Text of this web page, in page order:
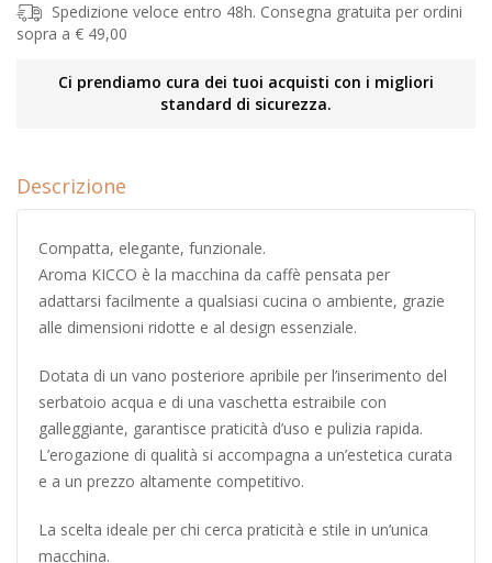
Spedizione veloce entro 48h. Consegna gratuita per ordini
sopra a € 49,00
Ci prendiamo cura dei tuoi acquisti con i migliori
standard di sicurezza.
Descrizione
Compatta, elegante, funzionale.
Aroma KICCO è la macchina da caffè pensata per
adattarsi facilmente a qualsiasi cucina o ambiente, grazie
alle dimensioni ridotte e al design essenziale.
Dotata di un vano posteriore apribile per l’inserimento del
serbatoio acqua e di una vaschetta estraibile con
galleggiante, garantisce praticità d’uso e pulizia rapida.
L’erogazione di qualità si accompagna a un’estetica curata
e a un prezzo altamente competitivo.
La scelta ideale per chi cerca praticità e stile in un’unica
macchina.